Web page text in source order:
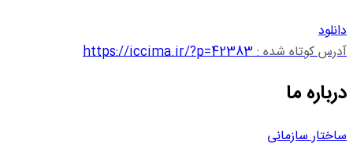
دانلود
آدرس کوتاه شده :https://iccima.ir/?p=42383
درباره ما
ساختار سازمانی